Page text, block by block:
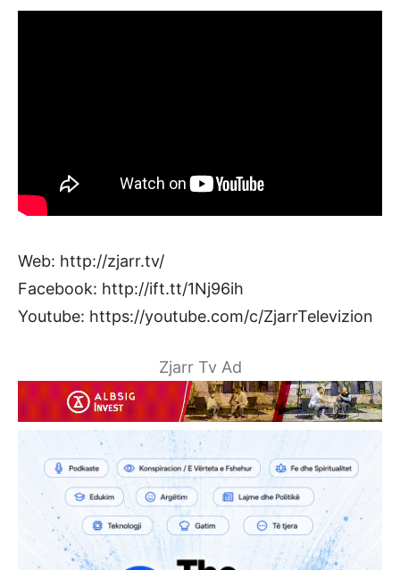
Web: http://zjarr.tv/
Facebook: http://ift.tt/1Nj96ih
Youtube: https://youtube.com/c/ZjarrTelevizion
Zjarr Tv Ad